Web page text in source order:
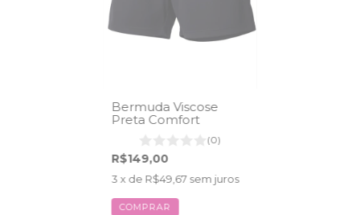
Bermuda Viscose
Preta Comfort
(0)
R$149,00
3 x de R$49,67 sem juros
COMPRAR